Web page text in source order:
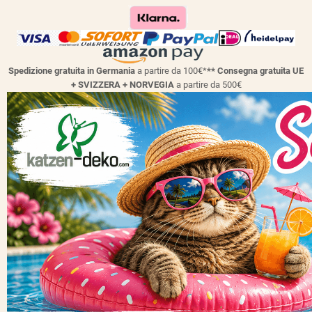
Spedizione gratuita in Germania a partire da 100€*** Consegna gratuita UE
+ SVIZZERA + NORVEGIAa partire da 500€